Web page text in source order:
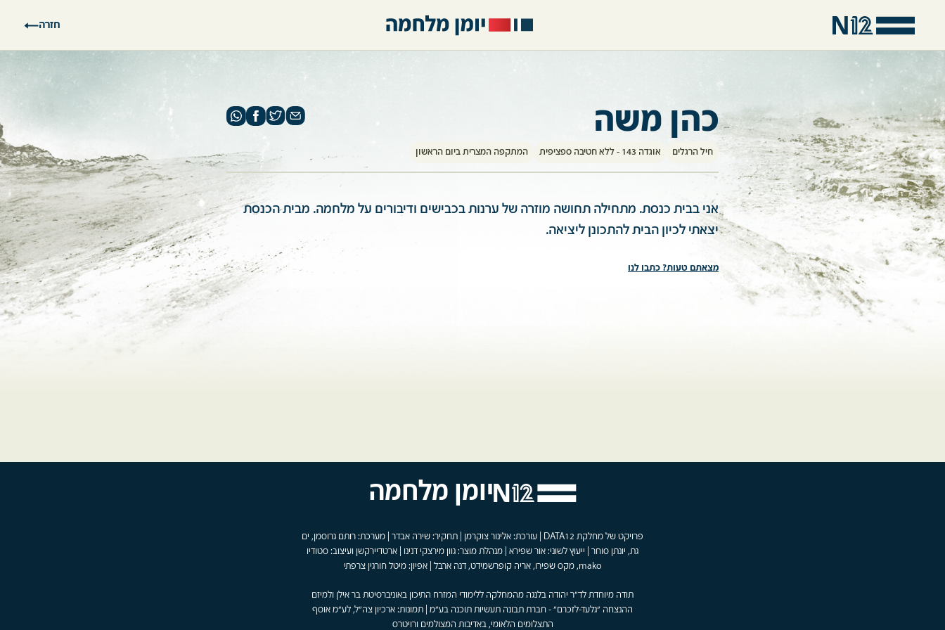
חזרה
כהן משה
חיל הרגלים אוגדה 143 - ללא חטיבה ספציפית המתקפה המצרית ביום הראשון
אני בבית כנסת. מתחילה תחושה מוזרה של ערנות בכבישים ודיבורים על מלחמה. מבית הכנסת
יצאתי לכיון הבית להתכונן ליציאה.
מצאתם טעות? כתבו לנו
יומן מלחמה
פרויקט של מחלקת DATA12 | עורכת: אלינור צוקרמן | תחקיר: שירה אבדר | מערכת: רותם גרוסמן, ים
גת, יונתן סוחר | ייעוץ לשוני: אור שפירא | מנהלת מוצר: גוון מירצקי דנינו | ארטדיירקשן ועיצוב: סטודיו
mako, מקס שפירו, אריה קופרשמידט, דנה ארבל | אפיון: מיטל חורגין צרפתי
תודה מיוחדת לד"ר יהודה בלנגה מהמחלקה ללימודי המזרח התיכון באוניברסיטת בר אילן ולמיזם
ההנצחה "גלעד-לזכרם" - חברת תבונה תעשיות תוכנה בע"מ | תמונות: ארכיון צה"ל, לע"מ אוסף
התצלומים הלאומי, באדיבות המצולמים ורויטרס